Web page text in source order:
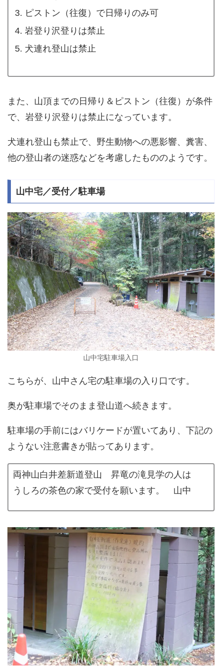
ピストン（往復）で日帰りのみ可
岩登り沢登りは禁止
犬連れ登山は禁止
また、山頂までの日帰り＆ピストン（往復）が条件
で、岩登り沢登りは禁止になっています。
犬連れ登山も禁止で、野生動物への悪影響、糞害、
他の登山者の迷惑などを考慮したもののようです。
山中宅／受付／駐車場
山中宅駐車場入口
こちらが、山中さん宅の駐車場の入り口です。
奥が駐車場でそのまま登山道へ続きます。
駐車場の手前にはバリケードが置いてあり、下記の
ようない注意書きが貼ってあります。
両神山白井差新道登山 昇竜の滝見学の人は
うしろの茶色の家で受付を願います。 山中